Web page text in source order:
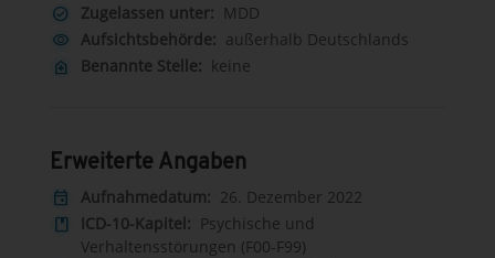
check_circle Zugelassen unter: MDD
visibility Aufsichtsbehörde: außerhalb Deutschlands
home_health Benannte Stelle: keine
Erweiterte Angaben
event
Aufnahmedatum: 26. Dezember 2022
book ICD-10-Kapitel: Psychische und
Verhaltensstörungen (F00-F99)